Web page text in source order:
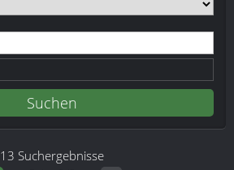
13 Suchergebnisse